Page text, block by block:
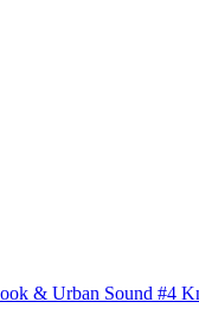
& Urban Sound #4